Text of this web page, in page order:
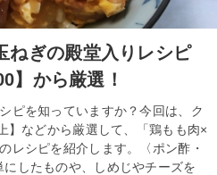
ねぎの殿堂入りレシピ
】から厳選！
ピを知っていますか？今回は、ク
】などから厳選して、「鶏もも肉×
レシピを紹介します。〈ポン酢・
したものや、しめじやチーズを